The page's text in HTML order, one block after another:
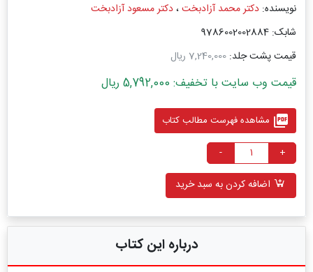
نویسنده: دکتر محمد آزادبخت،دکتر مسعود آزادبخت
شابک: 9786002002884
قیمت پشت جلد: 7,240,000 ریال
قیمت وب سایت با تخفیف: 5,792,000 ریال
picture_as_pdf مشاهده فهرست مطالب کتاب
+
-
اضافه کردن به سبد خرید
درباره این کتاب